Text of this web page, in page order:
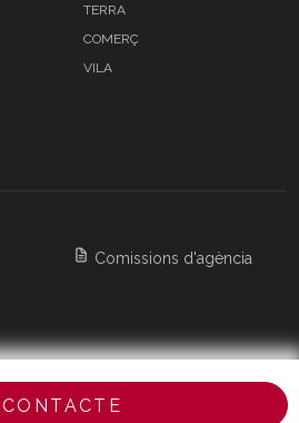
CONTACTE
TERRA
COMERÇ
VILA
Comissions d'agència
Barcelona & Costa